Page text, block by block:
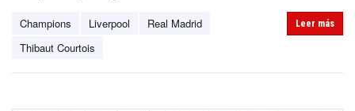
Champions Liverpool
Real Madrid
Thibaut Courtois
Leer más